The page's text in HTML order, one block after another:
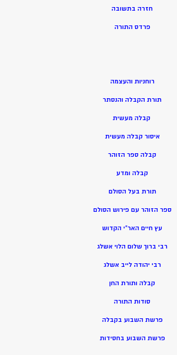
חזרה בתשובה
פרדס התורה
רוחניות והעצמה
תורת הקבלה והנסתר
קבלה מעשית
איסור קבלה מעשית
קבלה ספר הזוהר
קבלה ומדע
תורת בעל הסולם
ספר הזוהר עם פירוש הסולם
עץ חיים האר”י הקדוש
רבי ברוך שלום הלוי אשלג
רבי יהודה לייב אשלג
קבלה ותורת החן
סודות התורה
פרשת השבוע בקבלה
פרשת השבוע בחסידות